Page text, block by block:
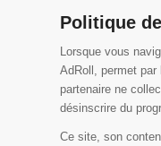
Politique
Lorsque vous
AdRoll, permet
partenaire ne
désinscrire du
Ce site, son